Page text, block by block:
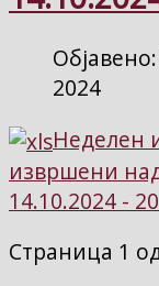
2024
Неделен
извршени
14.10.2024 -
Страница 1